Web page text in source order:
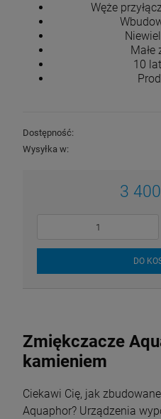
Węże
10
Dostępność:
Wysyłka w:
3
DO
Zmiękczacze
kamieniem
Ciekawi Cię, jak
Aquaphor? Urządzenia